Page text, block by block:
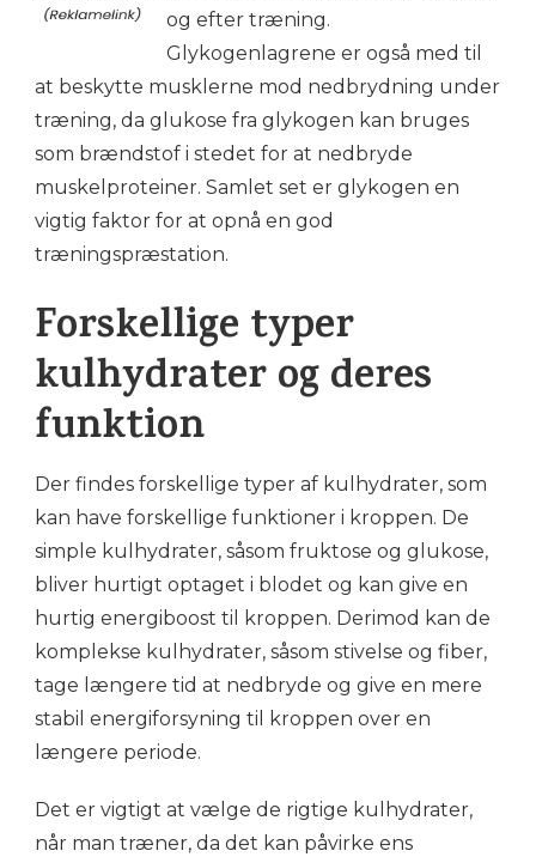
og efter træning.
Glykogenlagrene er også med til
at beskytte musklerne mod nedbrydning under
træning, da glukose fra glykogen kan bruges
som brændstof i stedet for at nedbryde
muskelproteiner. Samlet set er glykogen en
vigtig faktor for at opnå en god
træningspræstation.
Forskellige typer
kulhydrater og deres
funktion
Der findes forskellige typer af kulhydrater, som
kan have forskellige funktioner i kroppen. De
simple kulhydrater, såsom fruktose og glukose,
bliver hurtigt optaget i blodet og kan give en
hurtig energiboost til kroppen. Derimod kan de
komplekse kulhydrater, såsom stivelse og fiber,
tage længere tid at nedbryde og give en mere
stabil energiforsyning til kroppen over en
længere periode.
Det er vigtigt at vælge de rigtige kulhydrater,
når man træner, da det kan påvirke ens